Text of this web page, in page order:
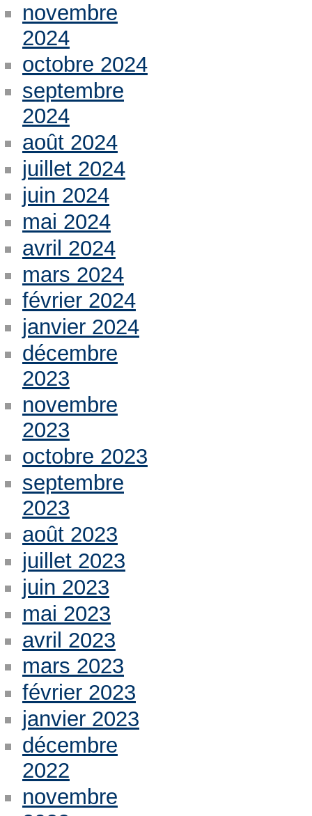
novembre
2024
octobre 2024
septembre
2024
août 2024
juillet 2024
juin 2024
mai 2024
avril 2024
mars 2024
février 2024
janvier 2024
décembre
2023
novembre
2023
octobre 2023
septembre
2023
août 2023
juillet 2023
juin 2023
mai 2023
avril 2023
mars 2023
février 2023
janvier 2023
décembre
2022
novembre